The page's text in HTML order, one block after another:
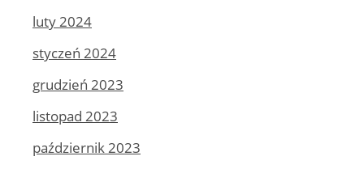
luty 2024
styczeń 2024
grudzień 2023
listopad 2023
październik 2023